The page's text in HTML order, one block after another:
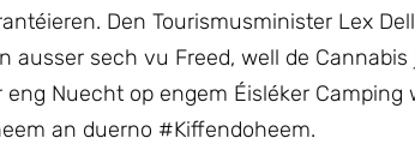
Den Tourismusminister Lex
ausser sech vu Freed, well de
Nuecht op engem Éisléker Camping
an duerno #Kiffendoheem.